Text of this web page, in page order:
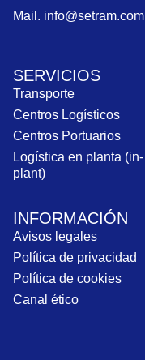
Mail. info@setram.com
SERVICIOS
Transporte
Centros Logísticos
Centros Portuarios
Logística en planta (in-
plant)
INFORMACIÓN
Avisos legales
Política de privacidad
Política de cookies
Canal ético